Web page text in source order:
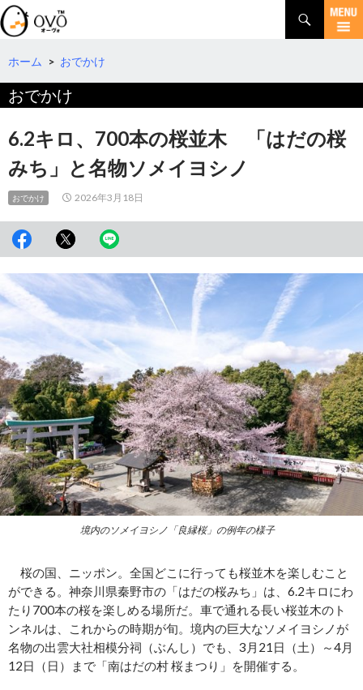
検
索
コ
テ
ツ
へ
動
ホーム > おでかけ
おでかけ
6.2キロ、700本の桜並木 「はだの桜
みち」と名物ソメイヨシノ
おでかけ 2026年3月18日
境内のソメイヨシノ「良縁桜」の例年の様子
桜の国、ニッポン。全国どこに行っても桜並木を楽しむこと
ができる。神奈川県秦野市の「はだの桜みち」は、6.2キロにわ
たり700本の桜を楽しめる場所だ。車で通れる長い桜並木のト
ンネルは、これからの時期が旬。境内の巨大なソメイヨシノが
名物の出雲大社相模分祠（ぶんし）でも、3月21日（土）～4月
12日（日）まで「南はだの村 桜まつり」を開催する。